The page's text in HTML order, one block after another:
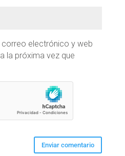
correo electrónico y web
la próxima vez que